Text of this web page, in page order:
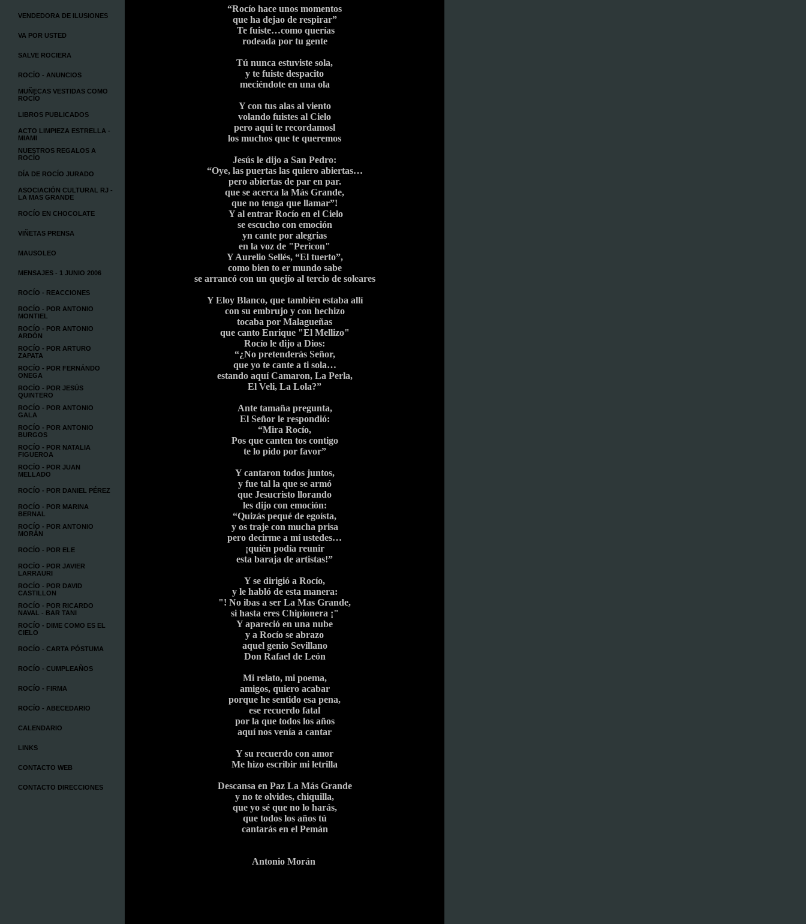
VENDEDORA DE ILUSIONES
VA POR USTED
SALVE ROCIERA
ROCÍO - ANUNCIOS
MUÑECAS VESTIDAS COMO
ROCÍO
LIBROS PUBLICADOS
ACTO LIMPIEZA ESTRELLA -
MIAMI
NUESTROS REGALOS A
ROCÍO
DÍA DE ROCÍO JURADO
ASOCIACIÓN CULTURAL RJ -
LA MAS GRANDE
ROCÍO EN CHOCOLATE
VIÑETAS PRENSA
MAUSOLEO
MENSAJES - 1 JUNIO 2006
ROCÍO - REACCIONES
ROCÍO - POR ANTONIO
MONTIEL
ROCÍO - POR ANTONIO
ARDÓN
ROCÍO - POR ARTURO
ZAPATA
ROCÍO - POR FERNÁNDO
ONEGA
ROCÍO - POR JESÚS
QUINTERO
ROCÍO - POR ANTONIO
GALA
ROCÍO - POR ANTONIO
BURGOS
ROCÍO - POR NATALIA
FIGUEROA
ROCÍO - POR JUAN
MELLADO
ROCÍO - POR DANIEL PÉREZ
ROCÍO - POR MARINA
BERNAL
ROCÍO - POR ANTONIO
MORÁN
ROCÍO - POR ELE
ROCÍO - POR JAVIER
LARRAURI
ROCÍO - POR DAVID
CASTILLON
ROCÍO - POR RICARDO
NAVAL - BAR TANI
ROCÍO - DIME COMO ES EL
CIELO
ROCÍO - CARTA PÓSTUMA
ROCÍO - CUMPLEAÑOS
ROCÍO - FIRMA
ROCÍO - ABECEDARIO
CALENDARIO
LINKS
CONTACTO WEB
CONTACTO DIRECCIONES
“Rocío hace unos momentos
que ha dejao de respirar”
Te fuiste…como querías
rodeada por tu gente
Tú nunca estuviste sola,
y te fuiste despacito
meciéndote en una ola
Y con tus alas al viento
volando fuistes al Cielo
pero aqui te recordamosl
los muchos que te queremos
Jesús le dijo a San Pedro:
“Oye, las puertas las quiero abiertas…
pero abiertas de par en par.
que se acerca la Más Grande,
que no tenga que llamar”!
Y al entrar Rocío en el Cielo
se escucho con emoción
yn cante por alegrias
en la voz de "Pericon"
Y Aurelio Sellés, “El tuerto”,
como bien to er mundo sabe
se arrancó con un quejío al tercio de soleares
Y Eloy Blanco, que también estaba allí
con su embrujo y con hechizo
tocaba por Malagueñas
que canto Enrique "El Mellizo"
Rocío le dijo a Dios:
“¿No pretenderás Señor,
que yo te cante a ti sola…
estando aquí Camaron, La Perla,
El Veli, La Lola?”
Ante tamaña pregunta,
El Señor le respondió:
“Mira Rocío,
Pos que canten tos contigo
te lo pido por favor”
Y cantaron todos juntos,
y fue tal la que se armó
que Jesucristo llorando
les dijo con emoción:
“Quizás pequé de egoísta,
y os traje con mucha prisa
pero decirme a mí ustedes…
¡quién podía reunir
esta baraja de artistas!”
Y se dirigió a Rocío,
y le habló de esta manera:
"! No ibas a ser La Mas Grande,
si hasta eres Chipionera ¡"
Y apareció en una nube
y a Rocío se abrazo
aquel genio Sevillano
Don Rafael de León
Mi relato, mi poema,
amigos, quiero acabar
porque he sentido esa pena,
ese recuerdo fatal
por la que todos los años
aquí nos venía a cantar
Y su recuerdo con amor
Me hizo escribir mi letrilla
Descansa en Paz La Más Grande
y no te olvides, chiquilla,
que yo sé que no lo harás,
que todos los años tú
cantarás en el Pemán
Antonio Morán